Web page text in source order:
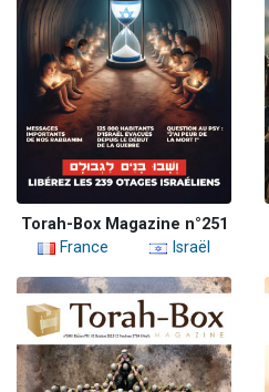
Torah-Box Magazine n°251
France
Israël